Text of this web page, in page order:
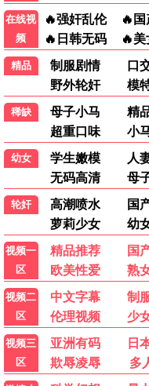
纪录片
热门电影